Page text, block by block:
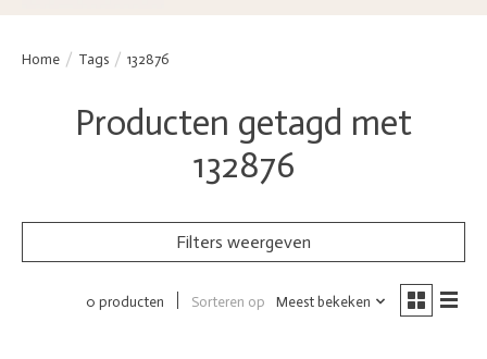
Home / Tags / 132876
Producten getagd met
132876
Filters weergeven
0 producten Sorteren op Meest bekeken